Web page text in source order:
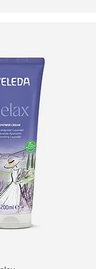
novērtēja 0 klienti